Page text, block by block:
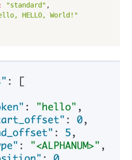
: "standard" ,
HELLO, World!"